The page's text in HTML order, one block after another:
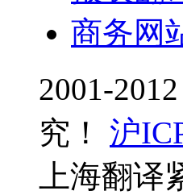
商务网
2001-2012
究！
沪
上海翻